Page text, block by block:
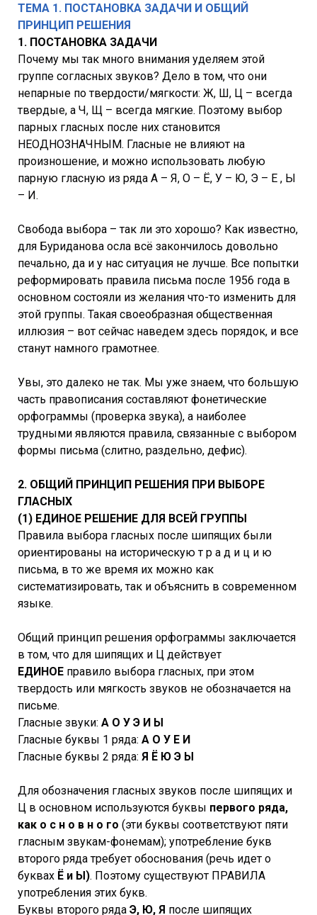
ТЕМА 1. ПОСТАНОВКА ЗАДАЧИ И ОБЩИЙ
ПРИНЦИП РЕШЕНИЯ
1. ПОСТАНОВКА ЗАДАЧИ
Почему мы так много внимания уделяем этой
группе согласных звуков? Дело в том, что они
непарные по твердости/мягкости: Ж, Ш, Ц – всегда
твердые, а Ч, Щ – всегда мягкие. Поэтому выбор
парных гласных после них становится
НЕОДНОЗНАЧНЫМ. Гласные не влияют на
произношение, и можно использовать любую
парную гласную из ряда А – Я, О – Ё, У – Ю, Э – Е , Ы
– И.
Свобода выбора – так ли это хорошо? Как известно,
для Буриданова осла всё закончилось довольно
печально, да и у нас ситуация не лучше. Все попытки
реформировать правила письма после 1956 года в
основном состояли из желания что-то изменить для
этой группы. Такая своеобразная общественная
иллюзия – вот сейчас наведем здесь порядок, и все
станут намного грамотнее.
Увы, это далеко не так. Мы уже знаем, что большую
часть правописания составляют фонетические
орфограммы (проверка звука), а наиболее
трудными являются правила, связанные с выбором
формы письма (слитно, раздельно, дефис).
2. ОБЩИЙ ПРИНЦИП РЕШЕНИЯ ПРИ ВЫБОРЕ
ГЛАСНЫХ
(1) ЕДИНОЕ РЕШЕНИЕ ДЛЯ ВСЕЙ ГРУППЫ
Правила выбора гласных после шипящих были
ориентированы на историческую т р а д и ц и ю
письма, в то же время их можно как
систематизировать, так и объяснить в современном
языке.
Общий принцип решения орфограммы заключается
в том, что для шипящих и Ц действует
ЕДИНОЕ правило выбора гласных, при этом
твердость или мягкость звуков не обозначается на
письме.
Гласные звуки: А О У Э И Ы
Гласные буквы 1 ряда: А О У Е И
Гласные буквы 2 ряда: Я Ё Ю Э Ы
Для обозначения гласных звуков после шипящих и
Ц в основном используются буквы первого ряда,
как о с н о в н о го (эти буквы соответствуют пяти
гласным звукам-фонемам); употребление букв
второго ряда требует обоснования (речь идет о
буквах Ё и Ы). Поэтому существуют ПРАВИЛА
употребления этих букв.
Буквы второго ряда Э, Ю, Я после шипящих